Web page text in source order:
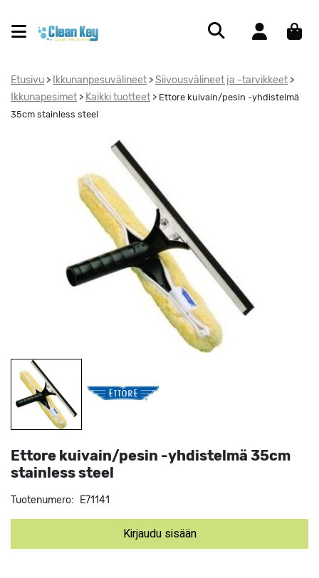
Etusivu > Ikkunanpesuvälineet > Siivousvälineet ja -tarvikkeet >
Ikkunapesimet > Kaikki tuotteet > Ettore kuivain/pesin -yhdistelmä
35cm stainless steel
Ettore kuivain/pesin -yhdistelmä 35cm
stainless steel
Tuotenumero: E71141
Kirjaudu sisään